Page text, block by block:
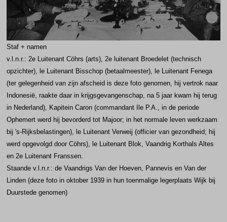
Staf + namen
v.l.n.r.: 2e Luitenant Cöhrs (arts), 2e luitenant Broedelet (technisch
opzichter), le Luitenant Bisschop (betaalmeester), le Luitenant Fenega
(ter gelegenheid van zijn afscheid is deze foto genomen, hij vertrok naar
Indonesië, raakte daar in krijgsgevangenschap, na 5 jaar kwam hij terug
in Nederland), Kapitein Caron (commandant Ile P.A., in de periode
Ophemert werd hij bevorderd tot Majoor; in het normale leven werkzaam
bij 's-Rijksbelastingen), le Luitenant Verweij (officier van gezondheid; hij
werd opgevolgd door Cöhrs), le Luitenant Blok, Vaandrig Korthals Altes
en 2e Luitenant Franssen.
Staande v.l.n.r.: de Vaandrigs Van der Hoeven, Pannevis en Van der
Linden (deze foto in oktober 1939 in hun toenmalige legerplaats Wijk bij
Duurstede genomen)